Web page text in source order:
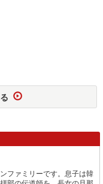
ファミリーです。息子は韓